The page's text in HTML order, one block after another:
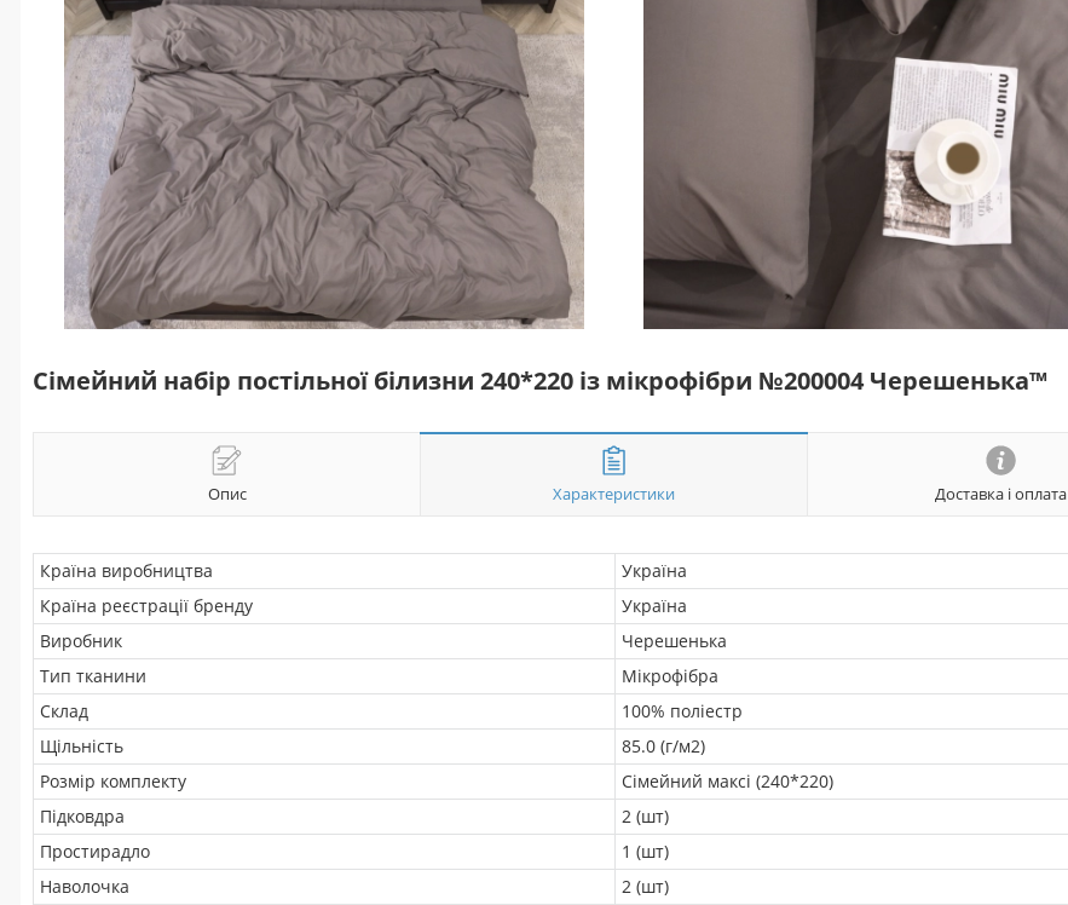
Сімейний набір постільної білизни 240*220 із мікрофібри №200004 Черешенька™
Опис Характеристики Доставка і оплата
Країна виробництва
Україна
Країна реєстрації бренду
Україна
Виробник
Черешенька
Тип тканини
Мікрофібра
Склад
100% поліестр
Щільність
85.0 (г/м2)
Розмір комплекту
Сімейний максі (240*220)
Підковдра
2 (шт)
Простирадло
1 (шт)
Наволочка
2 (шт)